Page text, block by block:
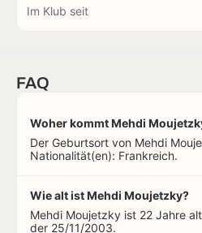
Im Klub seit
FAQ
Woher kommt Mehdi
Der Geburtsort von Mehdi
Nationalität(en): Frankreich.
Wie alt ist Mehdi Moujetzky?
Mehdi Moujetzky ist 22 Jahre
der 25/11/2003.